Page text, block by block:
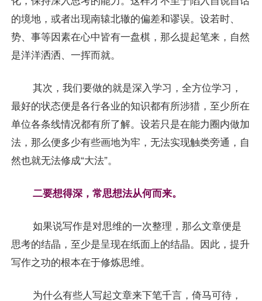
的境地，或者出现南辕北辙的偏差和谬误。设若时、
势、事等因素在心中皆有一盘棋，那么提起笔来，自然
是洋洋洒洒、一挥而就。
其次，我们要做的就是深入学习，全方位学习，
最好的状态便是各行各业的知识都有所涉猎，至少所在
单位各条线情况都有所了解。设若只是在能力圈内做加
法，那么便多少有些画地为牢，无法实现触类旁通，自
然也就无法修成“大法”。
二要想得深，常思想法从何而来。
如果说写作是对思维的一次整理，那么文章便是
思考的结晶，至少是呈现在纸面上的结晶。因此，提升
写作之功的根本在于修炼思维。
为什么有些人写起文章来下笔千言，倚马可待，